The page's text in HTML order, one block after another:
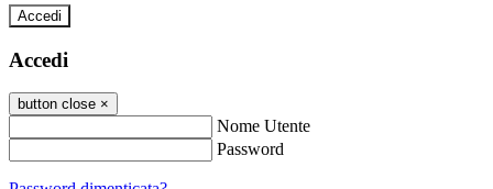
Accedi
Accedi
button close ×
Nome Utente
Password